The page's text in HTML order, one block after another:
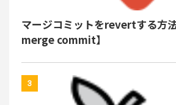
マージコミットをrevertする方
merge commit】
3